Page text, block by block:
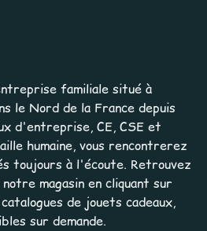
familiale situé à
le Nord de la France depuis
d'entreprise, CE, CSE et
humaine, vous rencontrerez
toujours à l'écoute. Retrouvez
magasin en cliquant sur
de jouets cadeaux,
sur demande.